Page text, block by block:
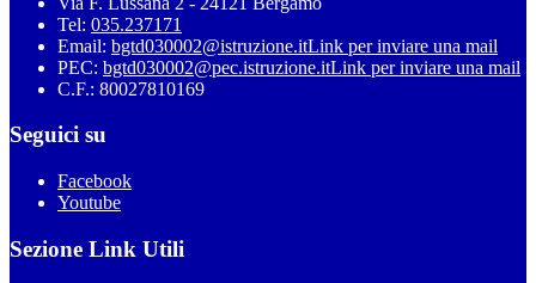
Tel: 035.237171
Email: bgtd030002@istruzione.itLink per inviare una mail
PEC: bgtd030002@pec.istruzione.itLink per inviare una mail
C.F.: 80027810169
Seguici su
Facebook
Youtube
Sezione Link Utili